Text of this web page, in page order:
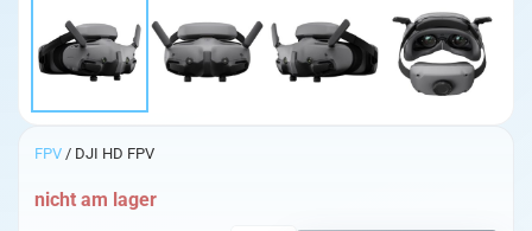
FPV / DJI HD FPV
nicht am lager